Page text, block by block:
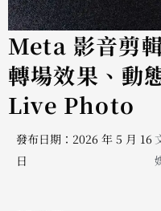
Meta 影音剪
轉場效果、動
Live Photo
發布日期：2026 年 5 月 16
日